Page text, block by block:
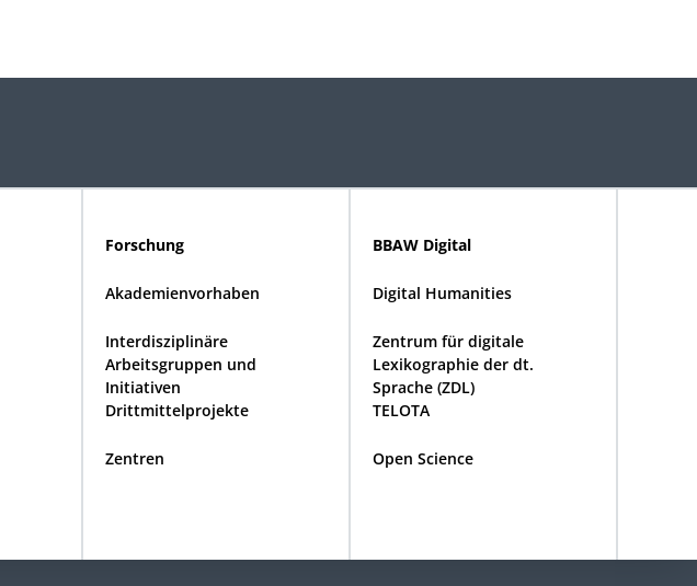
Forschung
Akademienvorhaben
Interdisziplinäre
Arbeitsgruppen und
Initiativen
Drittmittelprojekte
Zentren
BBAW Digital
Digital Humanities
Zentrum für digitale
Lexikographie der dt.
Sprache (ZDL)
TELOTA
Open Science